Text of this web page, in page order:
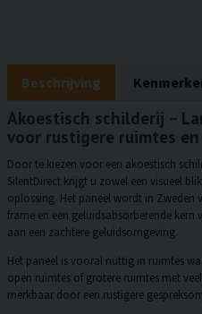
Beschrijving
Akoestisch schilderij –
voor rustigere ruimtes
Door te kiezen voor een akoestisch
SilentDirect krijgt u zowel een visueel
oplossing. Het paneel wordt in Zweden
frame en een geluidsabsorberende
aan een zachtere geluidsomgeving.
Het paneel is vooral nuttig in ruimtes
open ruimtes of grotere ruimtes met
merkbaar door een rustigere